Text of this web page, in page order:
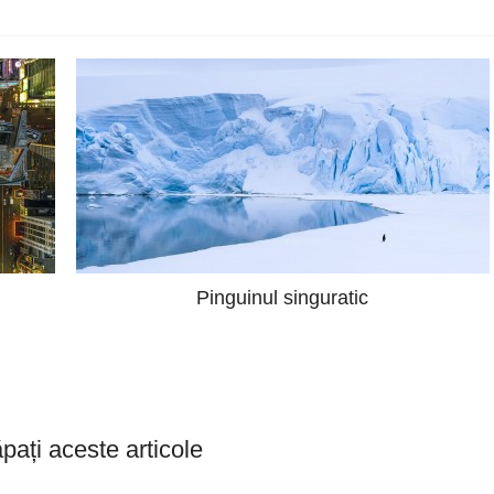
Pinguinul singuratic
aceste articole